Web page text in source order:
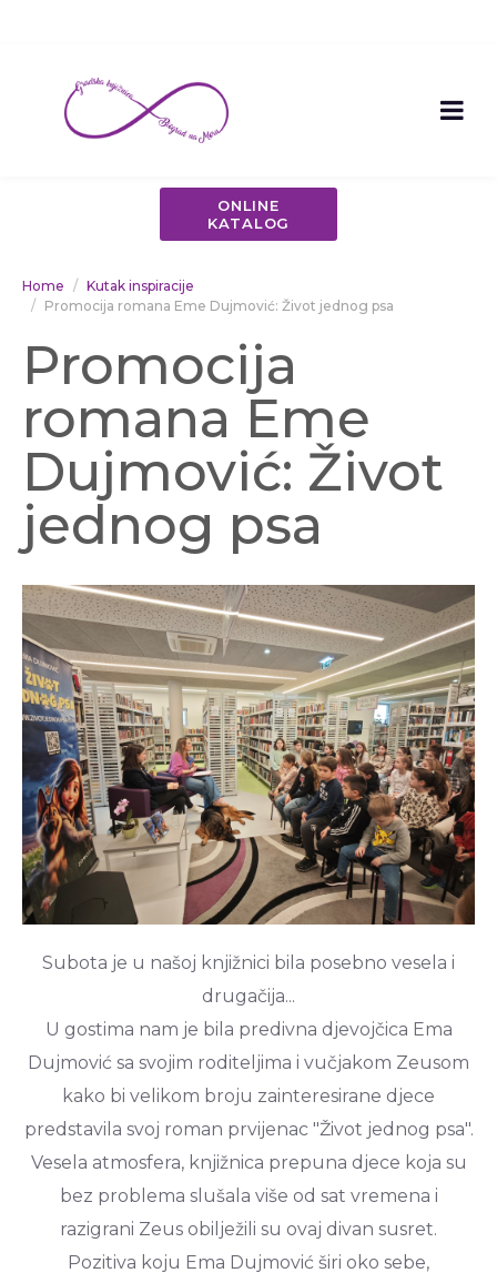
ONLINE
KATALOG
Home
Kutak inspiracije
Promocija romana Eme Dujmović: Život jednog psa
Promocija
romana Eme
Dujmović: Život
jednog psa
Subota je u našoj knjižnici bila posebno vesela i
drugačija...
U gostima nam je bila predivna djevojčica Ema
Dujmović sa svojim roditeljima i vučjakom Zeusom
kako bi velikom broju zainteresirane djece
predstavila svoj roman prvijenac "Život jednog psa".
Vesela atmosfera, knjižnica prepuna djece koja su
bez problema slušala više od sat vremena i
razigrani Zeus obilježili su ovaj divan susret.
Pozitiva koju Ema Dujmović širi oko sebe,